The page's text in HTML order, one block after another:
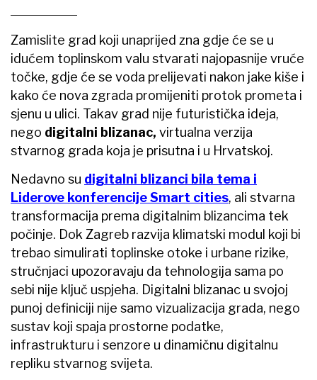
Zamislite grad koji unaprijed zna gdje će se u
idućem toplinskom valu stvarati najopasnije vruće
točke, gdje će se voda prelijevati nakon jake kiše i
kako će nova zgrada promijeniti protok prometa i
sjenu u ulici. Takav grad nije futuristička ideja,
nego digitalni blizanac, virtualna verzija
stvarnog grada koja je prisutna i u Hrvatskoj.
Nedavno su digitalni blizanci bila tema i
Liderove konferencije Smart cities, ali stvarna
transformacija prema digitalnim blizancima tek
počinje. Dok Zagreb razvija klimatski modul koji bi
trebao simulirati toplinske otoke i urbane rizike,
stručnjaci upozoravaju da tehnologija sama po
sebi nije ključ uspjeha. Digitalni blizanac u svojoj
punoj definiciji nije samo vizualizacija grada, nego
sustav koji spaja prostorne podatke,
infrastrukturu i senzore u dinamičnu digitalnu
repliku stvarnog svijeta.